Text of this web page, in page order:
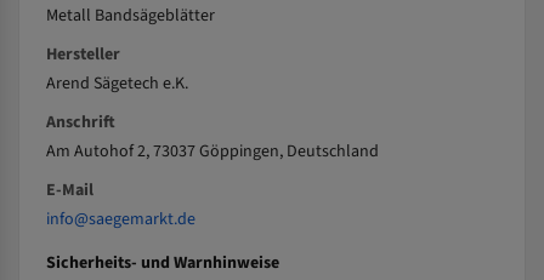
Metall Bandsägeblätter
Hersteller
Arend Sägetech e.K.
Anschrift
Am Autohof 2, 73037 Göppingen, Deutschland
E-Mail
info@saegemarkt.de
Sicherheits- und Warnhinweise